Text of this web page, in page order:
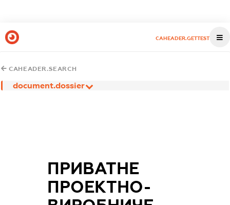
CAHEADER.GETTEST
CAHEADER.SEARCH
document.dossier
ПРИВАТНЕ
ПРОЕКТНО-